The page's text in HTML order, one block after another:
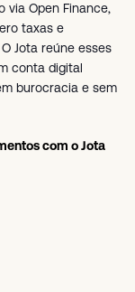
via Open Finance,
taxas e
Jota reúne esses
conta digital
burocracia e sem
com o Jota